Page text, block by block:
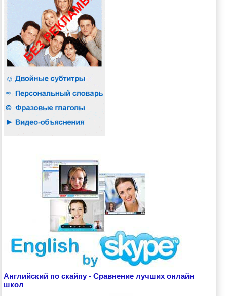
Английский по скайпу - Сравнение лучших онлайн
школ